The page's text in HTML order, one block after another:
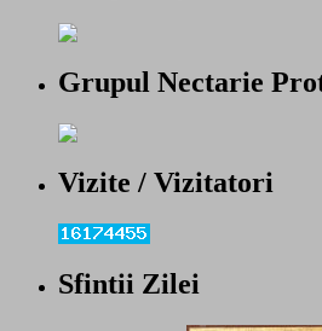
Grupul Nectarie
Vizite / Vizitatori
Sfintii Zilei